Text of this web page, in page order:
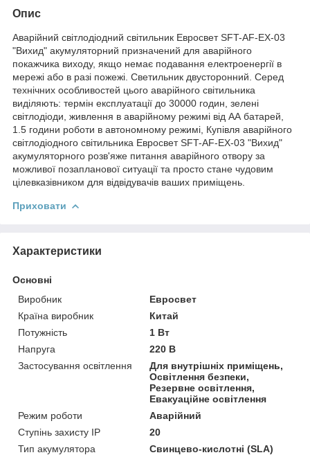
Опис
Аварійний світлодіодний світильник Евросвет SFT-AF-EX-03
"Вихид" акумуляторний призначений для аварійного
покажчика виходу, якщо немає подавання електроенергії в
мережі або в разі пожежі. Светильник двусторонний. Серед
технічних особливостей цього аварійного світильника
виділяють: термін експлуатації до 30000 годин, зелені
світлодіоди, живлення в аварійному режимі від АА батарей,
1.5 години роботи в автономному режимі, Купівля аварійного
світлодіодного світильника Евросвет SFT-AF-EX-03 "Вихид"
акумуляторного розв'яже питання аварійного отвору за
можливої позапланової ситуації та просто стане чудовим
цілевказівником для відвідувачів ваших приміщень.
Приховати
Характеристики
Основні
Виробник
Евросвет
Країна виробник
Китай
Потужність
1 Вт
Напруга
220 В
Застосування освітлення
Для внутрішніх приміщень,
Освітлення безпеки,
Резервне освітлення,
Евакуаційне освітлення
Режим роботи
Аварійний
Ступінь захисту IP
20
Тип акумулятора
Свинцево-кислотні (SLA)